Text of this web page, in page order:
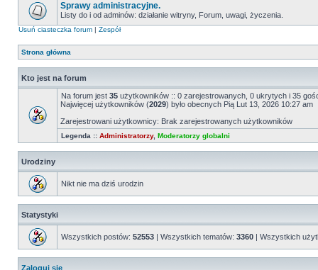
Sprawy administracyjne.
Listy do i od adminów: działanie witryny, Forum, uwagi, życzenia.
Usuń ciasteczka forum | Zespół
Strona główna
Kto jest na forum
Na forum jest 35 użytkowników :: 0 zarejestrowanych, 0 ukrytych i 35
Najwięcej użytkowników (2029) było obecnych Pią Lut 13, 2026 10:27 am
Zarejestrowani użytkownicy: Brak zarejestrowanych użytkowników
Legenda :: Administratorzy, Moderatorzy globalni
Urodziny
Nikt nie ma dziś urodzin
Statystyki
Wszystkich postów: 52553 | Wszystkich tematów: 3360 | Wszystkich
Zaloguj się